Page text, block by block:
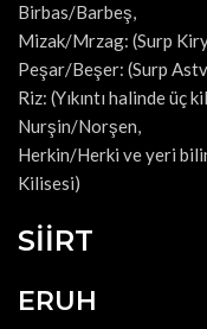
Birbas/Barbeş,
Mizak/Mrzag: (Surp
Peşar/Beşer: (Surp
Riz: (Yıkıntı halinde üç
Nurşin/Norşen,
Herkin/Herki ve yeri
Kilisesi)
SİİRT
ERUH